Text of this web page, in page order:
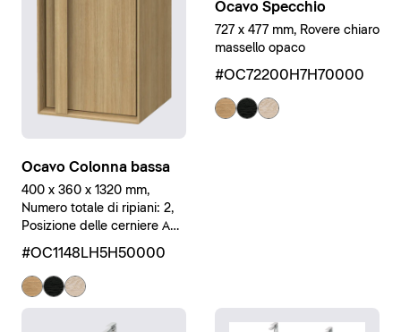
Ocavo Colonna bassa
400 x 360 x 1320 mm,
Numero totale di ripiani: 2,
Posizione delle cerniere A
sinistra, Legno massello,
opaco
#OC1148LH5H50000
Ocavo Specchio
727 x 477 mm, Rovere chiaro
massello opaco
#OC72200H7H70000